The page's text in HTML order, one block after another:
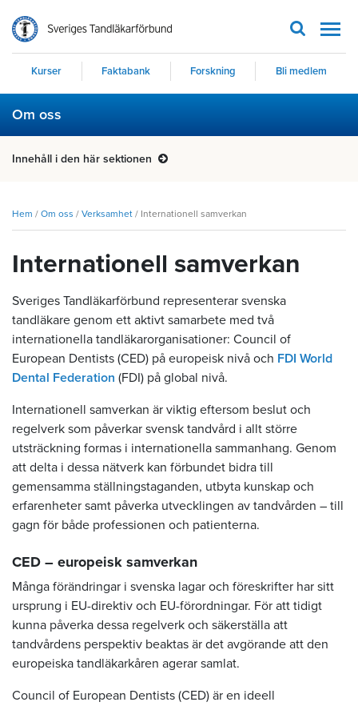
Kurser Faktabank Forskning Bli medlem
Om oss
Innehåll i den här sektionen
Hem / Om oss / Verksamhet / Internationell samverkan
Internationell samverkan
Sveriges Tandläkarförbund representerar svenska
tandläkare genom ett aktivt samarbete med två
internationella tandläkarorganisationer: Council of
European Dentists (CED) på europeisk nivå och FDI World
Dental Federation (FDI) på global nivå.
Internationell samverkan är viktig eftersom beslut och
regelverk som påverkar svensk tandvård i allt större
utsträckning formas i internationella sammanhang. Genom
att delta i dessa nätverk kan förbundet bidra till
gemensamma ställningstaganden, utbyta kunskap och
erfarenheter samt påverka utvecklingen av tandvården – till
gagn för både professionen och patienterna.
CED – europeisk samverkan
Många förändringar i svenska lagar och föreskrifter har sitt
ursprung i EU-direktiv och EU-förordningar. För att tidigt
kunna påverka dessa regelverk och säkerställa att
tandvårdens perspektiv beaktas är det avgörande att den
europeiska tandläkarkåren agerar samlat.
Council of European Dentists (CED) är en ideell